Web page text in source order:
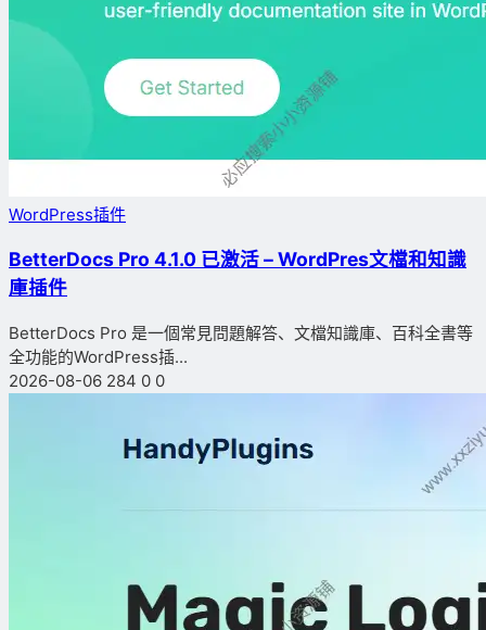
WordPress插件
BetterDocs Pro 4.1.0 已激活 – WordPres文檔和知識
庫插件
BetterDocs Pro 是一個常見問題解答、文檔知識庫、百科全書等
全功能的WordPress插...
2026-08-06 284 0 0